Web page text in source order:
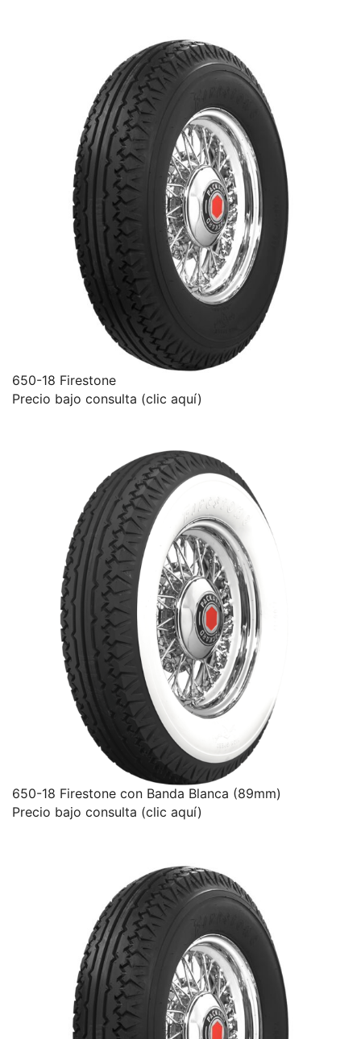
650-18 Firestone
Precio bajo consulta (clic aquí)
650-18 Firestone con Banda Blanca (89mm)
Precio bajo consulta (clic aquí)